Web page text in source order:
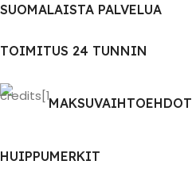
SUOMALAISTA PALVELUA
TOIMITUS 24 TUNNIN
MAKSUVAIHTOEHDOT
HUIPPUMERKIT